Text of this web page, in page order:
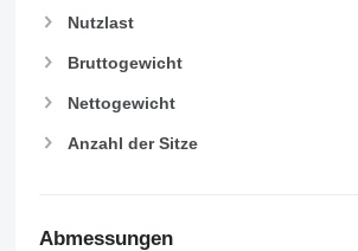
Nutzlast
Bruttogewicht
Nettogewicht
Anzahl der Sitze
Abmessungen